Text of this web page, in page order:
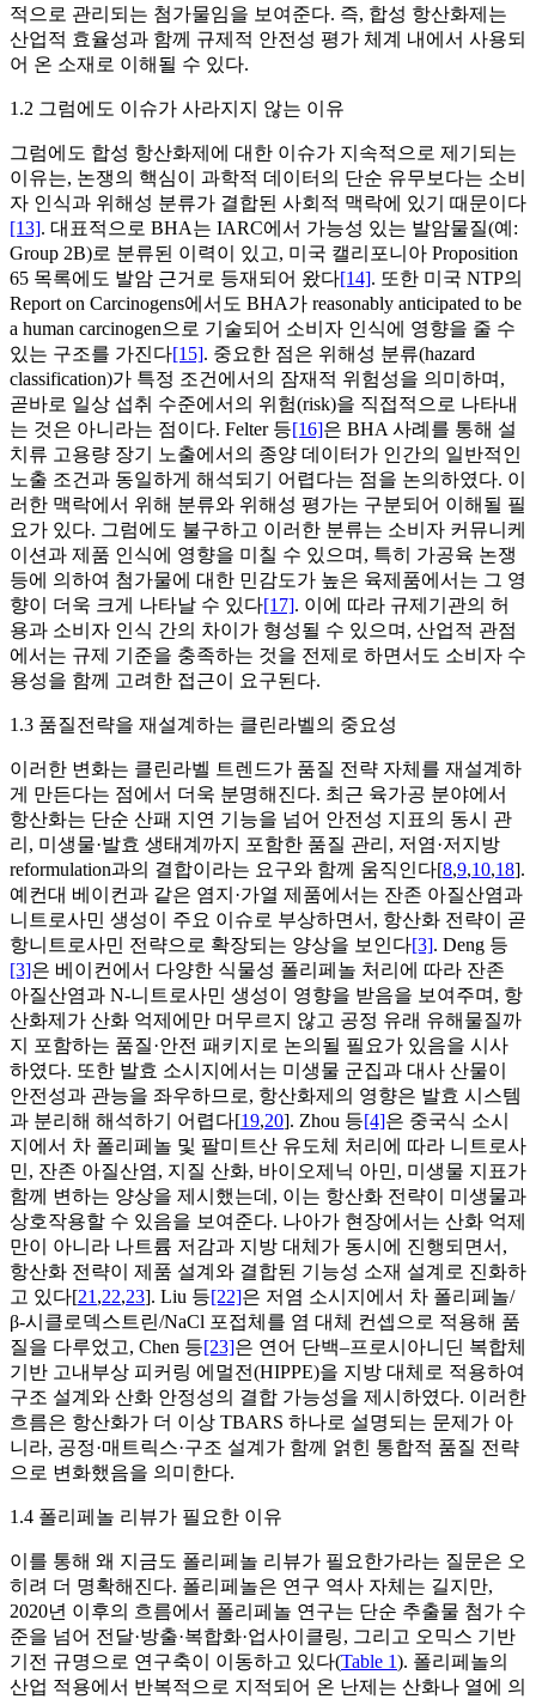
적으로 관리되는 첨가물임을 보여준다. 즉, 합성 항산화제는
산업적 효율성과 함께 규제적 안전성 평가 체계 내에서 사용되
어 온 소재로 이해될 수 있다.
1.2 그럼에도 이슈가 사라지지 않는 이유
그럼에도 합성 항산화제에 대한 이슈가 지속적으로 제기되는
이유는, 논쟁의 핵심이 과학적 데이터의 단순 유무보다는 소비
자 인식과 위해성 분류가 결합된 사회적 맥락에 있기 때문이다
[13]. 대표적으로 BHA는 IARC에서 가능성 있는 발암물질(예:
Group 2B)로 분류된 이력이 있고, 미국 캘리포니아 Proposition
65 목록에도 발암 근거로 등재되어 왔다[14]. 또한 미국 NTP의
Report on Carcinogens에서도 BHA가 reasonably anticipated to be
a human carcinogen으로 기술되어 소비자 인식에 영향을 줄 수
있는 구조를 가진다[15]. 중요한 점은 위해성 분류(hazard
classification)가 특정 조건에서의 잠재적 위험성을 의미하며,
곧바로 일상 섭취 수준에서의 위험(risk)을 직접적으로 나타내
는 것은 아니라는 점이다. Felter 등[16]은 BHA 사례를 통해 설
치류 고용량 장기 노출에서의 종양 데이터가 인간의 일반적인
노출 조건과 동일하게 해석되기 어렵다는 점을 논의하였다. 이
러한 맥락에서 위해 분류와 위해성 평가는 구분되어 이해될 필
요가 있다. 그럼에도 불구하고 이러한 분류는 소비자 커뮤니케
이션과 제품 인식에 영향을 미칠 수 있으며, 특히 가공육 논쟁
등에 의하여 첨가물에 대한 민감도가 높은 육제품에서는 그 영
향이 더욱 크게 나타날 수 있다[17]. 이에 따라 규제기관의 허
용과 소비자 인식 간의 차이가 형성될 수 있으며, 산업적 관점
에서는 규제 기준을 충족하는 것을 전제로 하면서도 소비자 수
용성을 함께 고려한 접근이 요구된다.
1.3 품질전략을 재설계하는 클린라벨의 중요성
이러한 변화는 클린라벨 트렌드가 품질 전략 자체를 재설계하
게 만든다는 점에서 더욱 분명해진다. 최근 육가공 분야에서
항산화는 단순 산패 지연 기능을 넘어 안전성 지표의 동시 관
리, 미생물·발효 생태계까지 포함한 품질 관리, 저염·저지방
reformulation과의 결합이라는 요구와 함께 움직인다[8,9,10,18].
예컨대 베이컨과 같은 염지·가열 제품에서는 잔존 아질산염과
니트로사민 생성이 주요 이슈로 부상하면서, 항산화 전략이 곧
항니트로사민 전략으로 확장되는 양상을 보인다[3]. Deng 등
[3]은 베이컨에서 다양한 식물성 폴리페놀 처리에 따라 잔존
아질산염과 N-니트로사민 생성이 영향을 받음을 보여주며, 항
산화제가 산화 억제에만 머무르지 않고 공정 유래 유해물질까
지 포함하는 품질·안전 패키지로 논의될 필요가 있음을 시사
하였다. 또한 발효 소시지에서는 미생물 군집과 대사 산물이
안전성과 관능을 좌우하므로, 항산화제의 영향은 발효 시스템
과 분리해 해석하기 어렵다[19,20]. Zhou 등[4]은 중국식 소시
지에서 차 폴리페놀 및 팔미트산 유도체 처리에 따라 니트로사
민, 잔존 아질산염, 지질 산화, 바이오제닉 아민, 미생물 지표가
함께 변하는 양상을 제시했는데, 이는 항산화 전략이 미생물과
상호작용할 수 있음을 보여준다. 나아가 현장에서는 산화 억제
만이 아니라 나트륨 저감과 지방 대체가 동시에 진행되면서,
항산화 전략이 제품 설계와 결합된 기능성 소재 설계로 진화하
고 있다[21 ,22,23]. Liu 등[22]은 저염 소시지에서 차 폴리페놀/
β-시클로덱스트린/NaCl 포접체를 염 대체 컨셉으로 적용해 품
질을 다루었고, Chen 등[23]은 연어 단백–프로시아니딘 복합체
기반 고내부상 피커링 에멀전(HIPPE)을 지방 대체로 적용하여
구조 설계와 산화 안정성의 결합 가능성을 제시하였다. 이러한
흐름은 항산화가 더 이상 TBARS 하나로 설명되는 문제가 아
니라, 공정·매트릭스·구조 설계가 함께 얽힌 통합적 품질 전략
으로 변화했음을 의미한다.
1.4 폴리페놀 리뷰가 필요한 이유
이를 통해 왜 지금도 폴리페놀 리뷰가 필요한가라는 질문은 오
히려 더 명확해진다. 폴리페놀은 연구 역사 자체는 길지만,
2020년 이후의 흐름에서 폴리페놀 연구는 단순 추출물 첨가 수
준을 넘어 전달·방출·복합화·업사이클링, 그리고 오믹스 기반
기전 규명으로 연구축이 이동하고 있다(Table 1). 폴리페놀의
산업 적용에서 반복적으로 지적되어 온 난제는 산화나 열에 의